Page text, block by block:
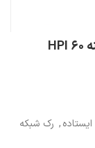
, رک شبکه